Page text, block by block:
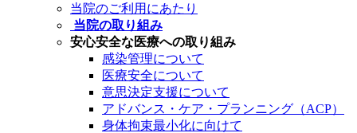
当院のご利用にあたり
当院の取り組み
安心安全な医療への取り組み
感染管理について
医療安全について
意思決定支援について
アドバンス・ケア・プランニング（ACP）
身体拘束最小化に向けて